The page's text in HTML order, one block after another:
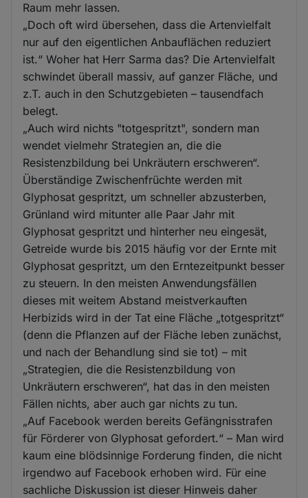
Raum mehr lassen.
„Doch oft wird übersehen, dass die Artenvielfalt
nur auf den eigentlichen Anbauflächen reduziert
ist.“ Woher hat Herr Sarma das? Die Artenvielfalt
schwindet überall massiv, auf ganzer Fläche, und
z.T. auch in den Schutzgebieten – tausendfach
belegt.
„Auch wird nichts "totgespritzt", sondern man
wendet vielmehr Strategien an, die die
Resistenzbildung bei Unkräutern erschweren“.
Überständige Zwischenfrüchte werden mit
Glyphosat gespritzt, um schneller abzusterben,
Grünland wird mitunter alle Paar Jahr mit
Glyphosat gespritzt und hinterher neu eingesät,
Getreide wurde bis 2015 häufig vor der Ernte mit
Glyphosat gespritzt, um den Erntezeitpunkt besser
zu steuern. In den meisten Anwendungsfällen
dieses mit weitem Abstand meistverkauften
Herbizids wird in der Tat eine Fläche „totgespritzt“
(denn die Pflanzen auf der Fläche leben zunächst,
und nach der Behandlung sind sie tot) – mit
„Strategien, die die Resistenzbildung von
Unkräutern erschweren“, hat das in den meisten
Fällen nichts, aber auch gar nichts zu tun.
„Auf Facebook werden bereits Gefängnisstrafen
für Förderer von Glyphosat gefordert.“ – Man wird
kaum eine blödsinnige Forderung finden, die nicht
irgendwo auf Facebook erhoben wird. Für eine
sachliche Diskussion ist dieser Hinweis daher